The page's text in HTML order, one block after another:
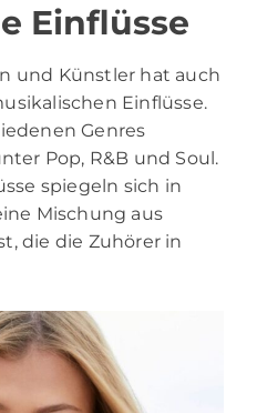
Einflüsse
und Künstler hat auch
Einflüsse.
Genres
Pop, R&B und Soul.
spiegeln sich in
Mischung aus
die die Zuhörer in